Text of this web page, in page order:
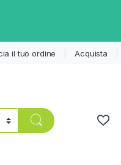
il tuo ordine Acquista